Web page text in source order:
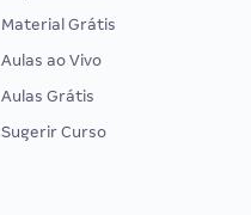
Material Grátis
Aulas ao Vivo
Aulas Grátis
Sugerir Curso